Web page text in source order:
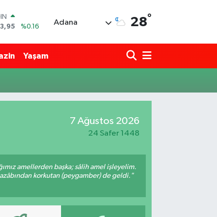
%0.16
ALTIN
Adana 28°
Yaşam
7 Ağustos 2026
24 Safer 1448
amellerden başka; sâlih amel işleyelim.
korkutan (peygamber) de geldi."